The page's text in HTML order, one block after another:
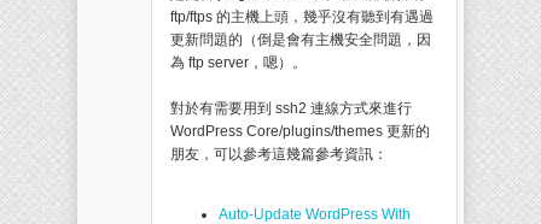
ftp/ftps 的主機上頭，幾乎沒有聽到有遇過
更新問題的（倒是會有主機安全問題，因
為 ftp server，嗯）。
對於有需要用到 ssh2 連線方式來進行
WordPress Core/plugins/themes 更新的
朋友，可以參考這幾篇參考資訊：
Auto-Update WordPress With